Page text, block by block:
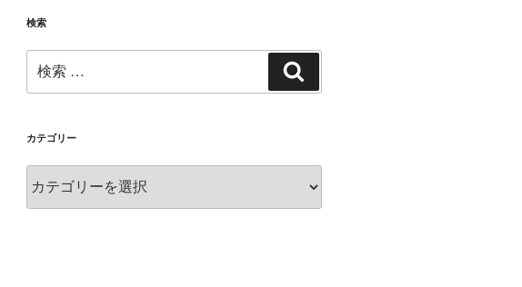
検索
索:
索
カテゴリー
テ